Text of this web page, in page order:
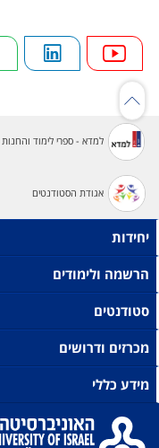
למדא - ספרי לימוד והחנות
אגודת הסטודנטים
יחידות
הרשמה ולימודים
סטודנטים
מכרזים ודרושים
מידע כללי